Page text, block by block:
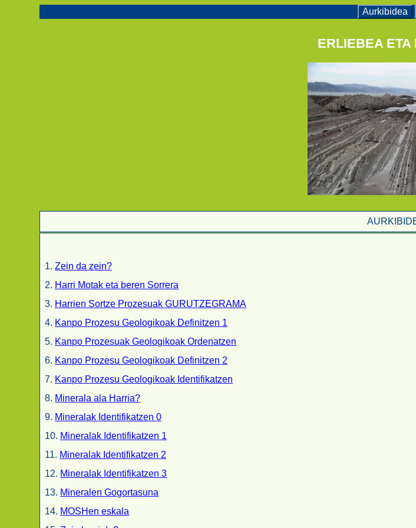
Aurkibidea
ERLIEBEA ETA
1.Zein da zein?
2. Harri Motak eta beren Sorrera
3. Harrien Sortze Prozesuak GURUTZEGRAMA
4. Kanpo Prozesu Geologikoak Definitzen 1
5. Kanpo Prozesuak Geologikoak Ordenatzen
6. Kanpo Prozesu Geologikoak Definitzen 2
7. Kanpo Prozesu Geologikoak Identifikatzen
8. Minerala ala Harria?
9. Mineralak Identifikatzen 0
10. Mineralak Identifikatzen 1
11. Mineralak Identifikatzen 2
12. Mineralak Identifikatzen 3
13. Mineralen Gogortasuna
14. MOSHen eskala